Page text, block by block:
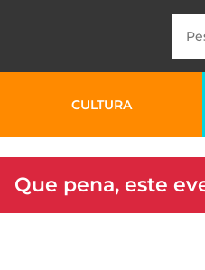
CULTURA
Que pena, este